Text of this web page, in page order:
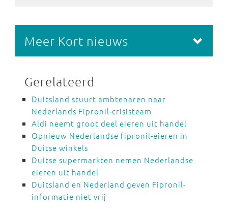
Meer Kort nieuws
Gerelateerd
Duitsland stuurt ambtenaren naar
Nederlands Fipronil-crisisteam
Aldi neemt groot deel eieren uit handel
Opnieuw Nederlandse fipronil-eieren in
Duitse winkels
Duitse supermarkten nemen Nederlandse
eieren uit handel
Duitsland en Nederland geven Fipronil-
informatie niet vrij